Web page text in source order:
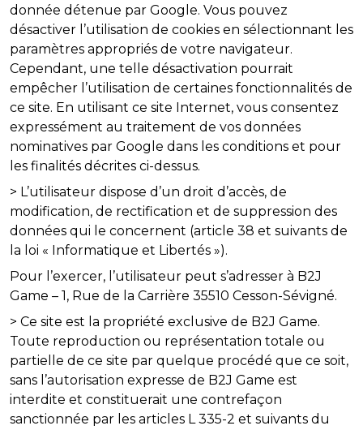
donnée détenue par Google. Vous pouvez
désactiver l’utilisation de cookies en sélectionnant les
paramètres appropriés de votre navigateur.
Cependant, une telle désactivation pourrait
empêcher l’utilisation de certaines fonctionnalités de
ce site. En utilisant ce site Internet, vous consentez
expressément au traitement de vos données
nominatives par Google dans les conditions et pour
les finalités décrites ci-dessus.
> L’utilisateur dispose d’un droit d’accès, de
modification, de rectification et de suppression des
données qui le concernent (article 38 et suivants de
la loi « Informatique et Libertés »).
Pour l’exercer, l’utilisateur peut s’adresser à B2J
Game – 1, Rue de la Carrière 35510 Cesson-Sévigné.
> Ce site est la propriété exclusive de B2J Game.
Toute reproduction ou représentation totale ou
partielle de ce site par quelque procédé que ce soit,
sans l’autorisation expresse de B2J Game est
interdite et constituerait une contrefaçon
sanctionnée par les articles L 335-2 et suivants du